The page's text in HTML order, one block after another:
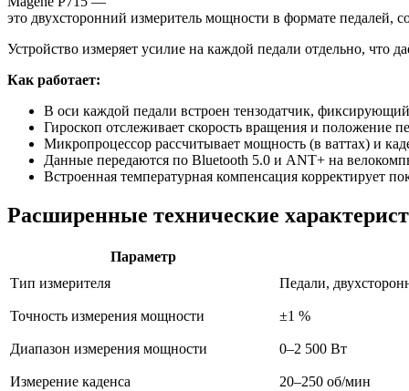
это двухсторонний измеритель мощности в формате педалей,
Устройство измеряет усилие на каждой педали отдельно, что
Как работает:
В оси каждой педали встроен тензодатчик, фиксирующий
Гироскоп отслеживает скорость вращения и положение
Микропроцессор рассчитывает мощность (в ваттах) и
Данные передаются по Bluetooth 5.0 и ANT+ на
Встроенная температурная компенсация корректирует
Расширенные технические
Параметр
Тип измерителя Педали,
Точность измерения мощности ±1 %
Диапазон измерения мощности 0–2 500 Вт
Измерение каденса 20–250 об/мин